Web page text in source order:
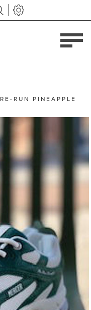
RE-RUN PINEAPPLE